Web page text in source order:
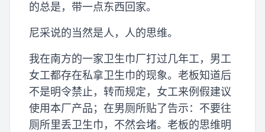
的总是，带一点东西回家。
尼采说的当然是人，人的思维。
我在南方的一家卫生巾厂打过几年工，男工
女工都存在私拿卫生巾的现象。老板知道后
不是明令禁止，转而规定，女工来例假建议
使用本厂产品；在男厕所贴了告示：不要往
厕所里丢卫生巾，不然会堵。老板的思维明